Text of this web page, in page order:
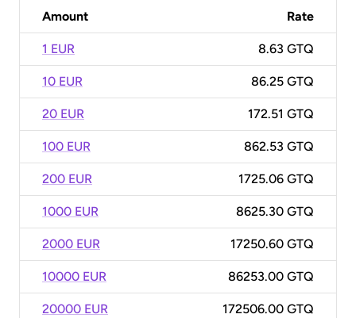
Amount Rate
1 EUR 8.63 GTQ
10 EUR 86.25 GTQ
20 EUR 172.51 GTQ
100 EUR 862.53 GTQ
200 EUR 1725.06 GTQ
1000 EUR 8625.30 GTQ
2000 EUR 17250.60 GTQ
10000 EUR 86253.00 GTQ
20000 EUR 172506.00 GTQ